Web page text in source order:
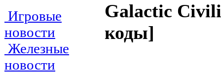
Игровые
новости
Железные
новости
Gаlасtiс
коды]